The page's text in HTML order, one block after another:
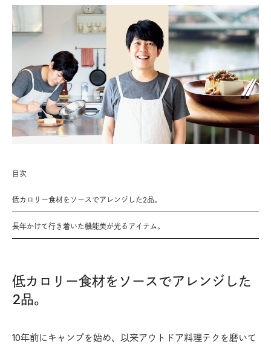
目次
低カロリー食材をソースでアレンジした2品。
長年かけて行き着いた機能美が光るアイテム。
低カロリー食材をソースでアレンジした
2品。
10年前にキャンプを始め、以来アウトドア料理テクを磨いて